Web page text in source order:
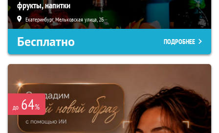
фрукты, напитки
Екатеринбург, Мельковская улица, 2Б
Бесплатно ПОДРОБНЕЕ
до 64%